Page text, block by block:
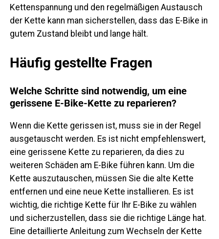
Kettenspannung und den regelmäßigen Austausch
der Kette kann man sicherstellen, dass das E-Bike in
gutem Zustand bleibt und lange hält.
Häufig gestellte Fragen
Welche Schritte sind notwendig, um eine
gerissene E-Bike-Kette zu reparieren?
Wenn die Kette gerissen ist, muss sie in der Regel
ausgetauscht werden. Es ist nicht empfehlenswert,
eine gerissene Kette zu reparieren, da dies zu
weiteren Schäden am E-Bike führen kann. Um die
Kette auszutauschen, müssen Sie die alte Kette
entfernen und eine neue Kette installieren. Es ist
wichtig, die richtige Kette für Ihr E-Bike zu wählen
und sicherzustellen, dass sie die richtige Länge hat.
Eine detaillierte Anleitung zum Wechseln der Kette